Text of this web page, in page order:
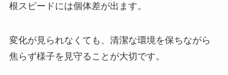
根スピードには個体差が出ます。
変化が見られなくても、清潔な環境を保ちながら
焦らず様子を見守ることが大切です。